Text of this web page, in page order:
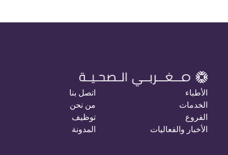
الأطباء
الخدمات
الفروع
الأخبار والفعاليات
اتصل بنا
من نحن
توظيف
المدونة